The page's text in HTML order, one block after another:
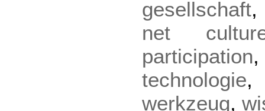
gesellschaft
net
participation
technologie
werkzeug,